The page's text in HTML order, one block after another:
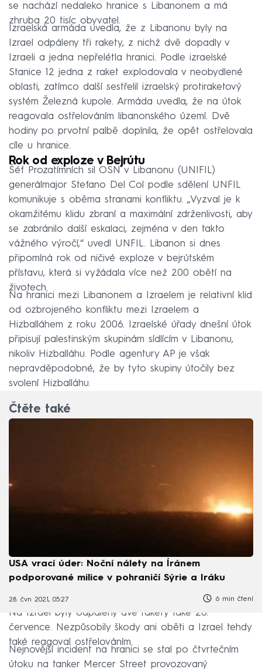
se nachází nedaleko hranice s Libanonem a má
zhruba 20 tisíc obyvatel.
Izraelská armáda uvedla, že z Libanonu byly na
Izrael odpáleny tři rakety, z nichž dvě dopadly v
Izraeli a jedna nepřelétla hranici. Podle izraelské
Stanice 12 jedna z raket explodovala v neobydlené
oblasti, zatímco další sestřelil izraelský protiraketový
systém Železná kupole. Armáda uvedla, že na útok
reagovala ostřelováním libanonského území. Dvě
hodiny po prvotní palbě doplnila, že opět ostřelovala
cíle u hranice.
Rok od exploze v Bejrútu
Šéf Prozatímních sil OSN v Libanonu (UNIFIL)
generálmajor Stefano Del Col podle sdělení UNFIL
komunikuje s oběma stranami konfliktu. „Vyzval je k
okamžitému klidu zbraní a maximální zdrženlivosti, aby
se zabránilo další eskalaci, zejména v den takto
vážného výročí,“ uvedl UNFIL. Libanon si dnes
připomíná rok od ničivé exploze v bejrútském
přístavu, která si vyžádala více než 200 obětí na
životech.
Na hranici mezi Libanonem a Izraelem je relativní klid
od ozbrojeného konfliktu mezi Izraelem a
Hizballáhem z roku 2006. Izraelské úřady dnešní útok
připisují palestinským skupinám sídlícím v Libanonu,
nikoliv Hizballáhu. Podle agentury AP je však
nepravděpodobné, že by tyto skupiny útočily bez
svolení Hizballáhu.
Čtěte také
USA vrací úder: Noční nálety na Íránem
podporované milice v pohraničí Sýrie a Iráku
28. čvn 2021, 05:27 6 min čtení
Na Izrael byly odpáleny dvě rakety také 20.
července. Nezpůsobily škody ani oběti a Izrael tehdy
také reagoval ostřelováním.
Nejnovější incident na hranici se stal po čtvrtečním
útoku na tanker Mercer Street provozovaný